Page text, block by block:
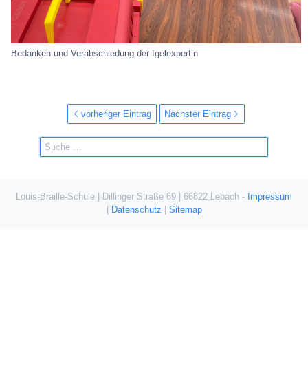
Bedanken und Verabschiedung der Igelexpertin
vorheriger Eintrag Nächster Eintrag
Louis-Braille-Schule | Dillinger Straße 69 | 66822 Lebach - Impressum
Datenschutz Sitemap